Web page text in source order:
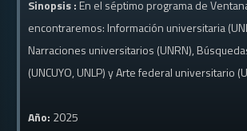
Sinopsis : En el séptimo programa de
encontraremos: Información universitaria
Narraciones universitarios (UNRN),
(UNCUYO, UNLP) y Arte federal universitario
Año: 2025